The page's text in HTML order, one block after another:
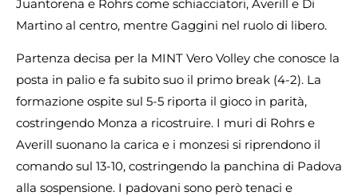
Juantorena e Rohrs come schiacciatori, Averill e Di
Martino al centro, mentre Gaggini nel ruolo di libero.
Partenza decisa per la MINT Vero Volley che conosce la
posta in palio e fa subito suo il primo break (4-2). La
formazione ospite sul 5-5 riporta il gioco in parità,
costringendo Monza a ricostruire. I muri di Rohrs e
Averill suonano la carica e i monzesi si riprendono il
comando sul 13-10, costringendo la panchina di Padova
alla sospensione. I padovani sono però tenaci e